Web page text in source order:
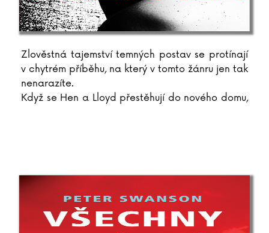
Zlověstná tajemství temných postav se protínají
v chytrém příběhu, na který v tomto žánru jen tak
nenarazíte.
Když se Hen a Lloyd přestěhují do nového domu,